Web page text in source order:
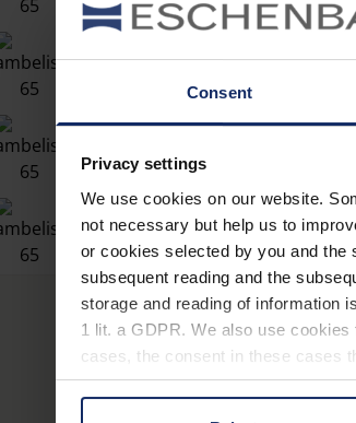
Consent
Privacy settings
We use cookies on our website.
not necessary but help us to
or cookies selected by you and the
subsequent reading and the
storage and reading of information
1 lit. a GDPR. We also use
cases, the consent in these cases